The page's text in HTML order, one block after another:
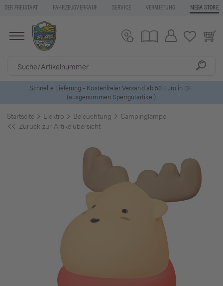
DER FREISTAAT FAHRZEUGVERKAUF SERVICE VERMIETUNG MEGA STORE
5 Euro Gutschein* beiNewsletter-Anmeldung
Startseite Elektro Beleuchtung
Campinglampe
Zurück zur Artikelübersicht